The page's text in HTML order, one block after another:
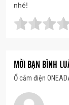
chuyến du
nhé!
MỜI BẠN BÌNH
Ổ cắm điện